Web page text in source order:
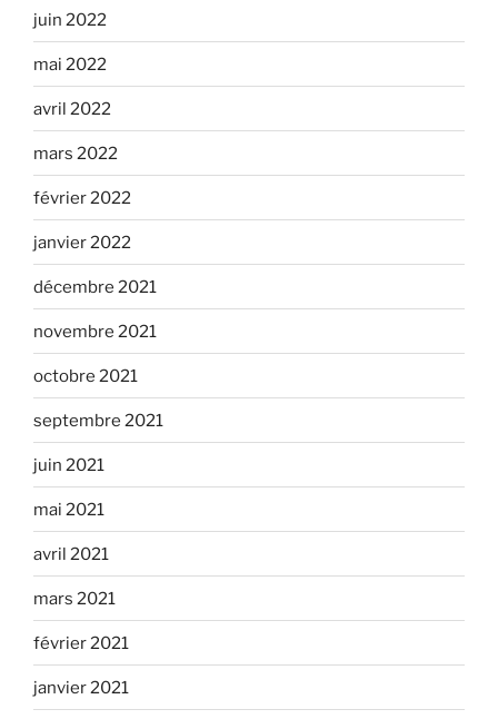
juin 2022
mai 2022
avril 2022
mars 2022
février 2022
janvier 2022
décembre 2021
novembre 2021
octobre 2021
septembre 2021
juin 2021
mai 2021
avril 2021
mars 2021
février 2021
janvier 2021